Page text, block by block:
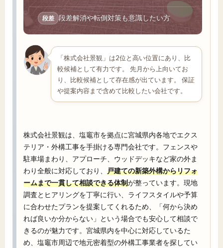
段差 段差解消や転倒対策も意識したい方
「株式会社景観」は2位と高い位置にあり、比
較候補として有力です。 先月から上向いてお
り、比較候補として存在感が出ています。 保証
や提案内容まで含めて比較したい会社です。
株式会社景観は、塩竈市を拠点に宮城県内各地でエクス
テリア・外構工事を手掛ける専門会社です。フェンスや
駐車場まわり、アプローチ、ウッドデッキなど家の外ま
わり全般に対応しており、 戸建ての新築外構からリフォ
ームまで一貫して相談できる体制が整っています。現地
調査とヒアリングを丁寧に行い、ライフスタイルや予算
に合わせたプランを提案してくれるため、「何から決め
れば良いか分からない」という場合でも安心して相談で
きるのが魅力です。宮城県内を中心に対応しているた
め、塩竈市周辺で地元密着型の外構工事業者を探してい